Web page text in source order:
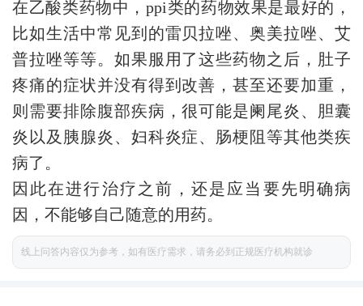
在乙酸类药物中，ppi类的药物效果是最好的，
比如生活中常见到的雷贝拉唑、奥美拉唑、艾
普拉唑等等。如果服用了这些药物之后，肚子
疼痛的症状并没有得到改善，甚至还要加重，
则需要排除腹部疾病，很可能是阑尾炎、胆囊
炎以及胰腺炎、妇科炎症、肠梗阻等其他类疾
病了。
因此在进行治疗之前，还是应当要先明确病
因，不能够自己随意的用药。
线上问答内容仅为参考，如有医疗需求，请务必到正规医疗机构就诊